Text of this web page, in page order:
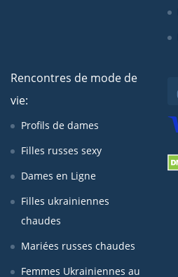
Rencontres de mode de
vie:
Profils de dames
Filles russes sexy
Dames en Ligne
Filles ukrainiennes
chaudes
Mariées russes chaudes
Femmes Ukrainiennes au